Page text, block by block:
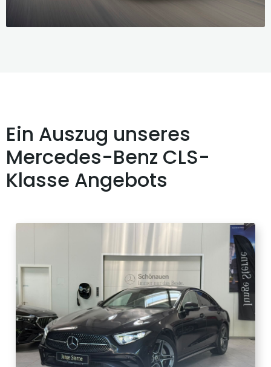
Ein Auszug unseres
Mercedes-Benz CLS-
Klasse Angebots